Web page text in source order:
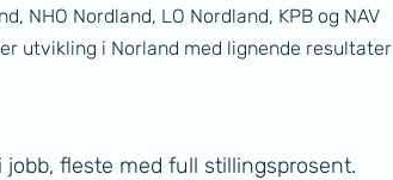
NHO Nordland, LO Nordland, KPB og NAV
utvikling i Norland med lignende resultater
fleste med full stillingsprosent.